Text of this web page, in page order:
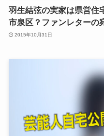
羽生結弦の実家は県営住
市泉区？ファンレターの
2015年10月31日